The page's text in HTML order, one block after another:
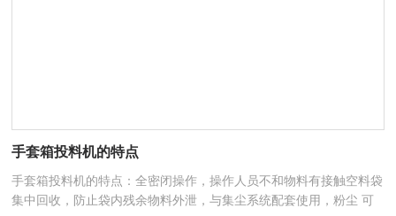
手套箱投料机的特点
手套箱投料机的特点：全密闭操作，操作人员不和物料有接触空料袋
集中回收，防止袋内残余物料外泄，与集尘系统配套使用，粉尘 可